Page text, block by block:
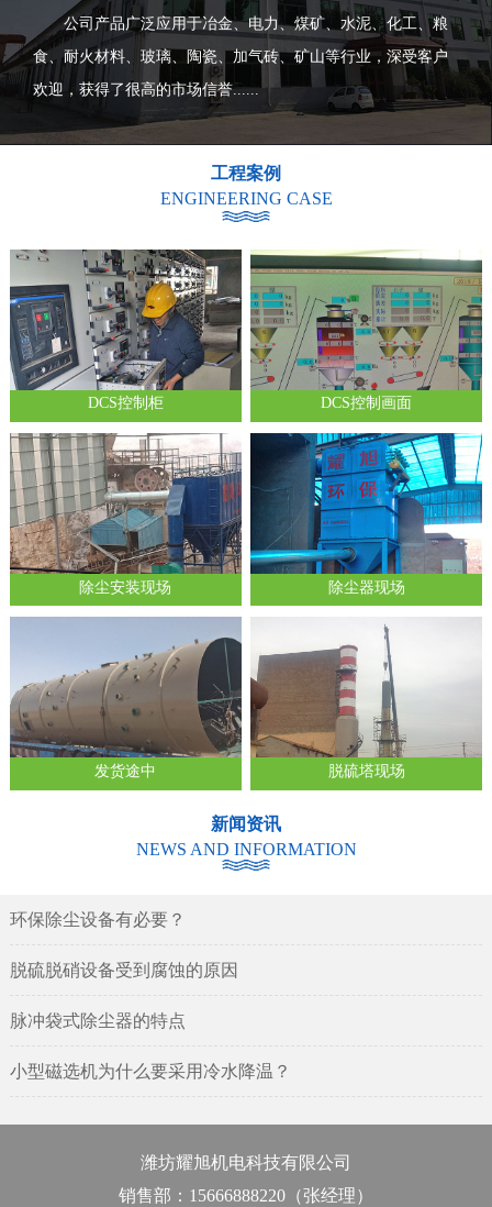
公司产品广泛应用于冶金、电力、煤矿、水泥、化工、粮
食、耐火材料、玻璃、陶瓷、加气砖、矿山等行业，深受客户
欢迎，获得了很高的市场信誉......
工程案例
ENGINEERING CASE
DCS控制柜 DCS控制画面
除尘安装现场 除尘器现场
发货途中 脱硫塔现场
新闻资讯
NEWS AND INFORMATION
环保除尘设备有必要？
脱硫脱硝设备受到腐蚀的原因
脉冲袋式除尘器的特点
小型磁选机为什么要采用冷水降温？
潍坊耀旭机电科技有限公司
销售部：15666888220（张经理）